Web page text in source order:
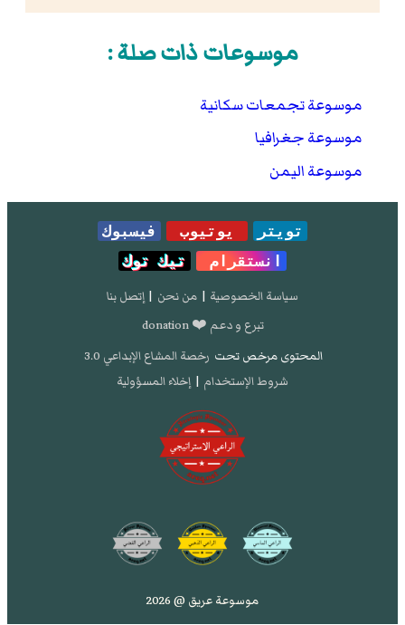
موسوعات ذات صلة :
موسوعة تجمعات سكانية
موسوعة جغرافيا
موسوعة اليمن
تويتر يوتيوب
فيسبوك
انستقرام
تيك توك
سياسة الخصوصية | من نحن | إتصل بنا
تبرع و دعم ❤️ donation
المحتوى مرخص تحت رخصة المشاع الإبداعي 3.0
شروط الإستخدام | إخلاء المسؤولية
موسوعة عريق @ 2026